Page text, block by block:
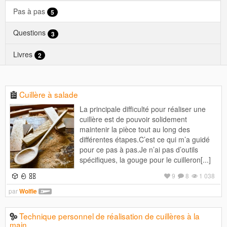
Pas à pas 5
Questions 3
Livres 2
Cuillère à salade
La principale difficulté pour réaliser une
cuillère est de pouvoir solidement
maintenir la pièce tout au long des
différentes étapes.C’est ce qui m’a guidé
pour ce pas à pas.Je n’ai pas d’outils
spécifiques, la gouge pour le cuilleron[...]
1 038
8
9
parWolfie
Technique personnel de réalisation de cuillères à la
main